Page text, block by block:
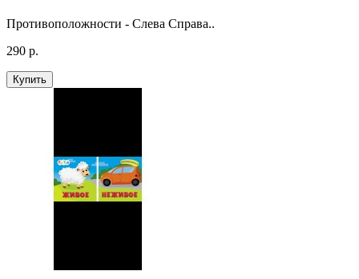
Противоположности - Слева Справа..
290 р.
Купить